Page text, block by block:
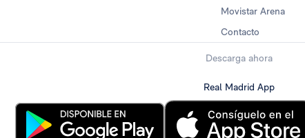
Movistar Arena
Contacto
Descarga ahora
Real Madrid App